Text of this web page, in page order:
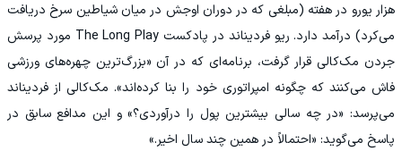
هزار یورو در هفته (مبلغی که در دوران اوجش در میان شیاطین سرخ دریافت
می‌کرد) درآمد دارد. ریو فردیناند در پادکست The Long Play مورد پرسش
جردن مک‌کالی قرار گرفت، برنامه‌ای که در آن «بزرگ‌ترین چهره‌های ورزشی
فاش می‌کنند که چگونه امپراتوری خود را بنا کرده‌اند». مک‌کالی از فردیناند
می‌پرسد: «در چه سالی بیشترین پول را درآوردی؟» و این مدافع سابق در
پاسخ می‌گوید: «احتمالاً در همین چند سال اخیر.»